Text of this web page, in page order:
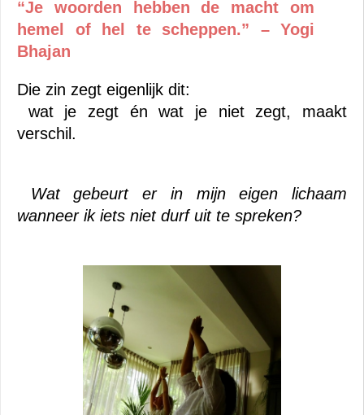
“Je woorden hebben de macht om
hemel of hel te scheppen.” – Yogi
Bhajan
Die zin zegt eigenlijk dit:
wat je zegt én wat je niet zegt, maakt
verschil.
Wat gebeurt er in mijn eigen lichaam
wanneer ik iets niet durf uit te spreken?